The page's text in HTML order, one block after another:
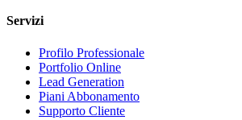
Servizi
Profilo Professionale
Portfolio Online
Lead Generation
Piani Abbonamento
Supporto Cliente